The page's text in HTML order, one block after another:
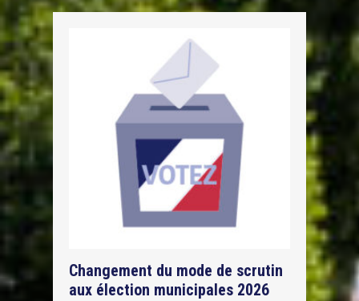
Changement du mode de scrutin
aux élection municipales 2026